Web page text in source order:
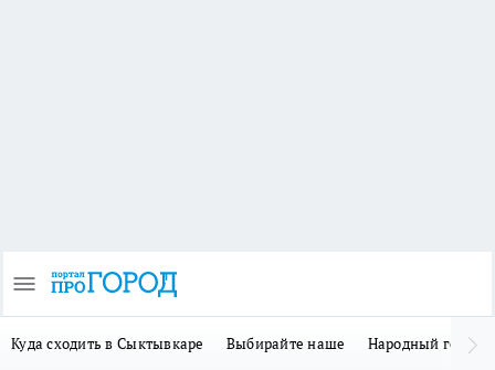
Куда сходить в Сыктывкаре Выбирайте наше Народный герой-